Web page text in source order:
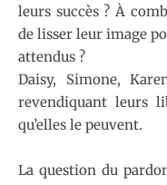
leurs succès ? À
de lisser leur image
attendus ?
Daisy, Simone,
revendiquant leurs
qu’elles le peuvent.
La question du